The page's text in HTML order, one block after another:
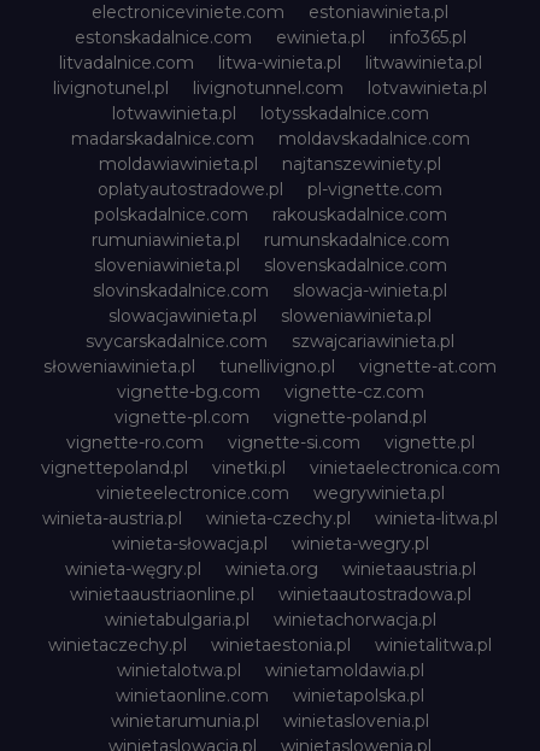
electroniceviniete.com
estoniawinieta.pl
estonskadalnice.com
ewinieta.pl
info365.pl
litvadalnice.com
litwa-winieta.pl
litwawinieta.pl
livignotunel.pl
livignotunnel.com
lotvawinieta.pl
lotwawinieta.pl
lotysskadalnice.com
madarskadalnice.com
moldavskadalnice.com
moldawiawinieta.pl
najtanszewiniety.pl
oplatyautostradowe.pl
pl-vignette.com
polskadalnice.com
rakouskadalnice.com
rumuniawinieta.pl
rumunskadalnice.com
sloveniawinieta.pl
slovenskadalnice.com
slovinskadalnice.com
slowacja-winieta.pl
slowacjawinieta.pl
sloweniawinieta.pl
svycarskadalnice.com
szwajcariawinieta.pl
słoweniawinieta.pl
tunellivigno.pl
vignette-at.com
vignette-bg.com
vignette-cz.com
vignette-pl.com
vignette-poland.pl
vignette-ro.com
vignette-si.com
vignette.pl
vignettepoland.pl
vinetki.pl
vinietaelectronica.com
vinieteelectronice.com
wegrywinieta.pl
winieta-austria.pl
winieta-czechy.pl
winieta-litwa.pl
winieta-słowacja.pl
winieta-wegry.pl
winieta-węgry.pl
winieta.org
winietaaustria.pl
winietaaustriaonline.pl
winietaautostradowa.pl
winietabulgaria.pl
winietachorwacja.pl
winietaczechy.pl
winietaestonia.pl
winietalitwa.pl
winietalotwa.pl
winietamoldawia.pl
winietaonline.com
winietapolska.pl
winietarumunia.pl
winietaslovenia.pl
winietaslowacja.pl
winietaslowenia.pl